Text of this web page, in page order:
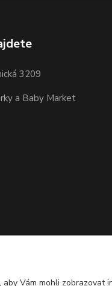
3209
a Baby Market
aby Vám mohli zobrazovat